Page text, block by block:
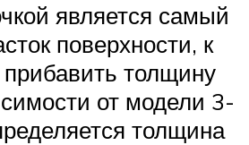
является самый
поверхности, к
толщину
от модели 3-
толщина